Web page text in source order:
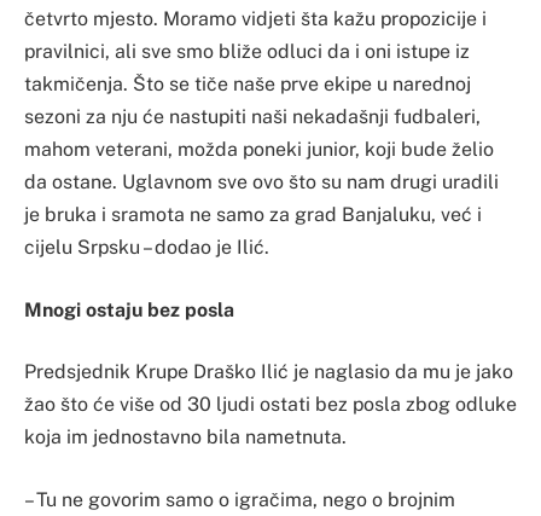
četvrto mjesto. Moramo vidjeti šta kažu propozicije i
pravilnici, ali sve smo bliže odluci da i oni istupe iz
takmičenja. Što se tiče naše prve ekipe u narednoj
sezoni za nju će nastupiti naši nekadašnji fudbaleri,
mahom veterani, možda poneki junior, koji bude želio
da ostane. Uglavnom sve ovo što su nam drugi uradili
je bruka i sramota ne samo za grad Banjaluku, već i
cijelu Srpsku – dodao je Ilić.
Mnogi ostaju bez posla
Predsjednik Krupe Draško Ilić je naglasio da mu je jako
žao što će više od 30 ljudi ostati bez posla zbog odluke
koja im jednostavno bila nametnuta.
– Tu ne govorim samo o igračima, nego o brojnim